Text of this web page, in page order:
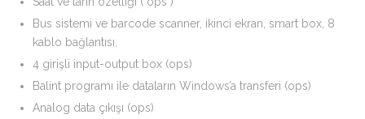
Bus sistemi ve barcode scanner, ikinci ekran, smart box, 8
kablo bağlantısı,
4 girişli input-output box (ops)
Balint programı ile dataların Windows’a transferi (ops)
Analog data çıkışı (ops)